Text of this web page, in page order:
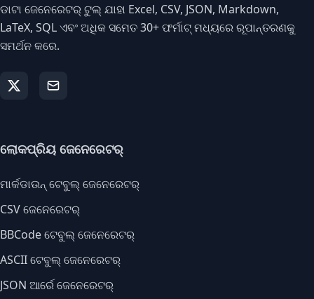
ଡାଟା ଜେନେରେଟର୍ ଟୁଲ୍ ଯାହା Excel, CSV, JSON, Markdown,
LaTeX, SQL ଏବଂ ଅଧିକ ସମେତ 30+ ଫର୍ମାଟ୍ ମଧ୍ୟରେ ରୂପାନ୍ତରଣକୁ
ସମର୍ଥନ କରେ.
ଲୋକପ୍ରିୟ ଜେନେରେଟର୍
ମାର୍କଡାଉନ୍ ଟେବୁଲ୍ ଜେନେରେଟର୍
CSV ଜେନେରେଟର୍
BBCode ଟେବୁଲ୍ ଜେନେରେଟର୍
ASCII ଟେବୁଲ୍ ଜେନେରେଟର୍
JSON ଆର୍ରେ ଜେନେରେଟର୍